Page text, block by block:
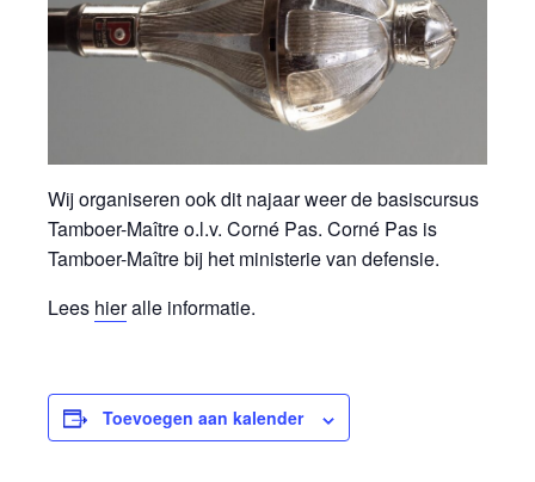
Wij organiseren ook dit najaar weer de basiscursus
Tamboer-Maître o.l.v. Corné Pas. Corné Pas is
Tamboer-Maître bij het ministerie van defensie.
Lees hieralle informatie.
Toevoegen aan kalender